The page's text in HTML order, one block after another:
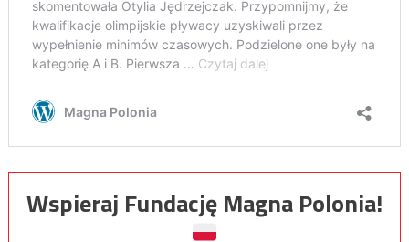
Wspieraj Fundację Magna Polonia!